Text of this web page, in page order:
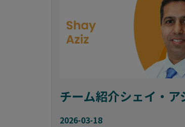
チーム紹介シェイ・ア
2026-03-18